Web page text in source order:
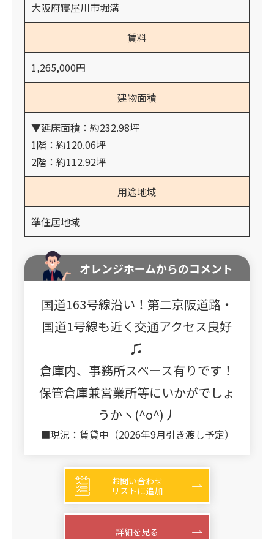
大阪府寝屋川市堀溝
賃料
1,265,000円
建物面積
▼延床面積：約232.98坪
1階：約120.06坪
2階：約112.92坪
用途地域
準住居地域
オレンジホームからのコメント
国道163号線沿い！第二京阪道路・
国道1号線も近く交通アクセス良好
♫
倉庫内、事務所スペース有りです！
保管倉庫兼営業所等にいかがでしょ
うかヽ(^o^)丿
■現況：賃貸中（2026年9月引き渡し予定）
お問い合わせ
リストに追加
詳細を見る